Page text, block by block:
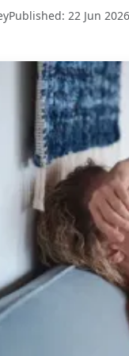
Published: 22 Jun 2026